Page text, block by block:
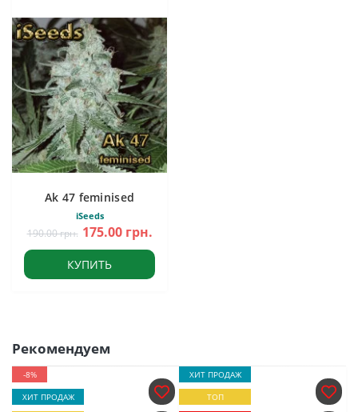
Ak 47 feminised
iSeeds
190.00 грн. 175.00 грн.
КУПИТЬ
Рекомендуем
-8%
ХИТ ПРОДАЖ
ХИТ ПРОДАЖ
ТОП